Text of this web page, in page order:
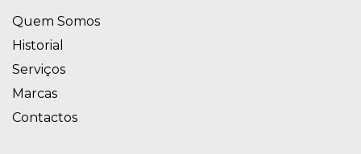
Quem Somos
Historial
Serviços
Marcas
Contactos